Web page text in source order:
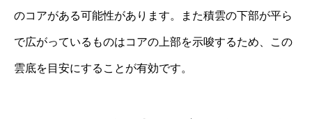
のコアがある可能性があります。また積雲の下部が平ら
で広がっているものはコアの上部を示唆するため、この
雲底を目安にすることが有効です。